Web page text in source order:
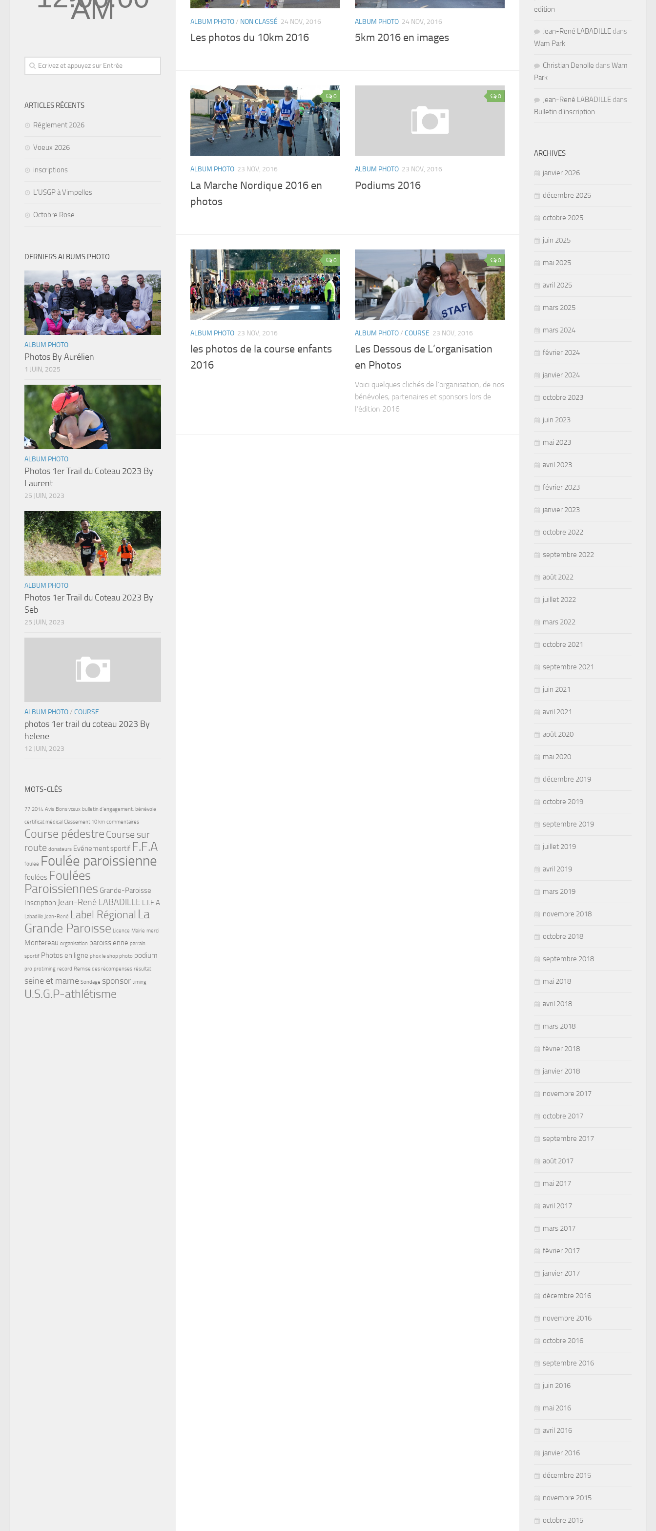
ALBUM PHOTO/ NON CLASSÉ 24 NOV, 2016
Les photos du 10km 2016
ALBUM PHOTO 24 NOV, 2016
5km 2016 en images
0
ALBUM PHOTO 23 NOV, 2016
La Marche Nordique 2016 en
photos
0
ALBUM PHOTO 23 NOV, 2016
Podiums 2016
0
ALBUM PHOTO 23 NOV, 2016
les photos de la course enfants
2016
0
ALBUM PHOTO/ COURSE 23 NOV, 2016
Les Dessous de L’organisation
en Photos
Voici quelques clichés de l’organisation, de nos
bénévoles, partenaires et sponsors lors de
l’édition 2016
AM
ARTICLES RÉCENTS
Réglement 2026
Voeux 2026
inscriptions
L’USGP à Vimpelles
Octobre Rose
DERNIERS ALBUMS PHOTO
ALBUM PHOTO
Photos By Aurélien
1 JUIN, 2025
ALBUM PHOTO
Photos 1er Trail du Coteau 2023 By
Laurent
25 JUIN, 2023
ALBUM PHOTO
Photos 1er Trail du Coteau 2023 By
Seb
25 JUIN, 2023
ALBUM PHOTO/ COURSE
photos 1er trail du coteau 2023 By
helene
12 JUIN, 2023
MOTS-CLÉS
77 2014 Avis Bons vœux bulletin d'engagement. bénévole
certificat médical Classement 10 km commentaires
Course pédestre Course sur
route donateurs Evénement sportif F.F.A
foulee Foulée paroissienne
foulées Foulées
Paroissiennes Grande-Paroisse
Inscription Jean-René LABADILLE L.I.F.A
Labadille Jean-René Label Régional La
Grande Paroisse Licence Mairie merci
Montereau organisation paroissienne parrain
sportif Photos en ligne phox le shop photo podium
pro protiming record Remise des récompenses résultat
seine et marne Sondage sponsor timing
U.S.G.P-athlétisme
edition
Jean-René LABADILLE dans
Wam Park
Christian Denolle dans Wam
Park
Jean-René LABADILLE dans
Bulletin d’inscription
ARCHIVES
janvier 2026
décembre 2025
octobre 2025
juin 2025
mai 2025
avril 2025
mars 2025
mars 2024
février 2024
janvier 2024
octobre 2023
juin 2023
mai 2023
avril 2023
février 2023
janvier 2023
octobre 2022
septembre 2022
août 2022
juillet 2022
mars 2022
octobre 2021
septembre 2021
juin 2021
avril 2021
août 2020
mai 2020
décembre 2019
octobre 2019
septembre 2019
juillet 2019
avril 2019
mars 2019
novembre 2018
octobre 2018
septembre 2018
mai 2018
avril 2018
mars 2018
février 2018
janvier 2018
novembre 2017
octobre 2017
septembre 2017
août 2017
mai 2017
avril 2017
mars 2017
février 2017
janvier 2017
décembre 2016
novembre 2016
octobre 2016
septembre 2016
juin 2016
mai 2016
avril 2016
janvier 2016
décembre 2015
novembre 2015
octobre 2015